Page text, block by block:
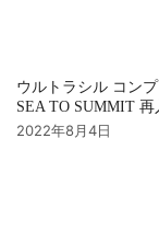
ウルトラシル コン
SEA TO SUMMIT 再
2022年8月4日